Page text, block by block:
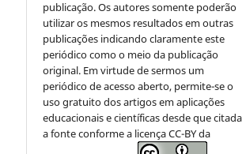
publicação. Os autores somente poderão
utilizar os mesmos resultados em outras
publicações indicando claramente este
periódico como o meio da publicação
original. Em virtude de sermos um
periódico de acesso aberto, permite-se o
uso gratuito dos artigos em aplicações
educacionais e científicas desde que citada
a fonte conforme a licença CC-BY da